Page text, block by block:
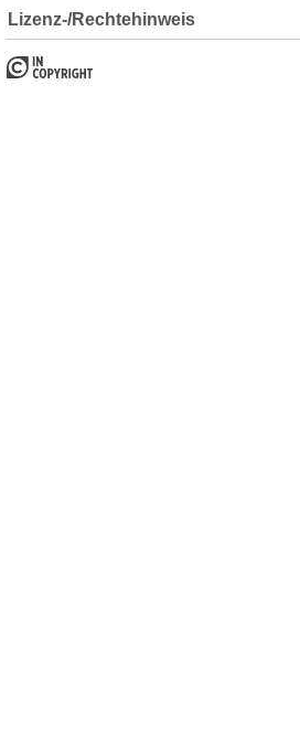
Lizenz-/Rechtehinweis